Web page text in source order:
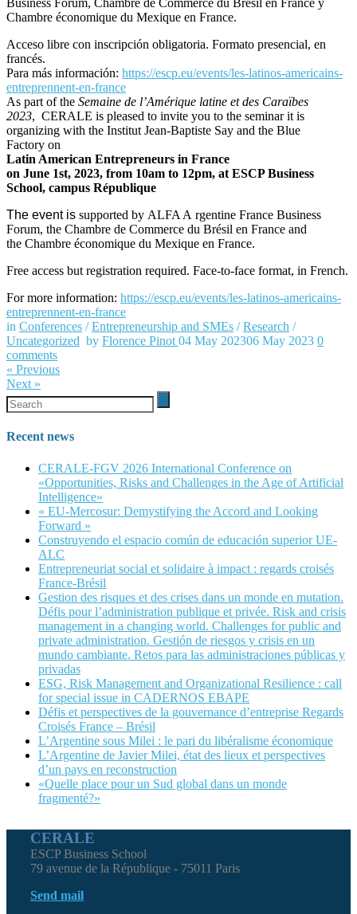
Business Forum, Chambre de Commerce du Brésil en France y
Chambre économique du Mexique en France.
Acceso libre con inscripción obligatoria. Formato presencial, en
francés.
Para más información: https://escp.eu/events/les-latinos-americains-
entreprennent-en-france
As part of the Semaine de l’Amérique latine et des Caraïbes
2023, CERALE is pleased to invite you to the seminar it is
organizing with the Institut Jean-Baptiste Say and the Blue
Factory on
Latin American Entrepreneurs in France
on June 1st, 2023, from 10am to 12pm, at ESCP Business
School, campus République
The event is supported by ALFA A rgentine France Business
Forum, the Chambre de Commerce du Brésil en France and
the Chambre économique du Mexique en France.
Free access but registration required. Face-to-face format, in French.
For more information: https://escp.eu/events/les-latinos-americains-
entreprennent-en-france
in Conferences /Entrepreneurship and SMEs /Research /
Uncategorized by Florence Pinot 04 May 202306 May 2023 0
comments
« Previous
Next »
Recent news
CERALE-FGV 2026 International Conference on
«Opportunities, Risks and Challenges in the Age of Artificial
Intelligence»
« EU-Mercosur: Demystifying the Accord and Looking
Forward »
Construyendo el espacio común de educación superior UE-
ALC
Entrepreneuriat social et solidaire à impact : regards croisés
France-Brésil
Gestion des risques et des crises dans un monde en mutation.
Défis pour l’administration publique et privée. Risk and crisis
management in a changing world. Challenges for public and
private administration. Gestión de riesgos y crisis en un
mundo cambiante. Retos para las administraciones públicas y
privadas
ESG, Risk Management and Organizational Resilience : call
for special issue in CADERNOS EBAPE
Défis et perspectives de la gouvernance d’entreprise Regards
Croisés France – Brésil
L’Argentine sous Milei : le pari du libéralisme économique
L’Argentine de Javier Milei, état des lieux et perspectives
d’un pays en reconstruction
«Quelle place pour un Sud global dans un monde
fragmenté?»
CERALE
ESCP Business School
79 avenue de la République - 75011 Paris
Send mail